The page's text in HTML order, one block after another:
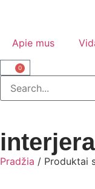
Apie mus
0
Pradžia / Produktai